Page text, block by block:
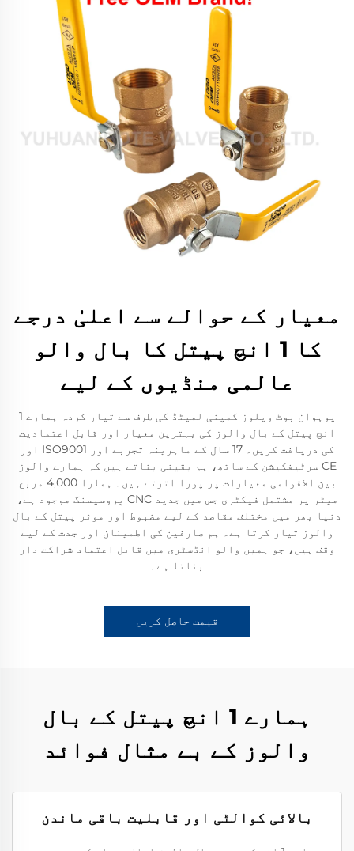
معیار کے حوالے سے اعلیٰ درجے
کا 1 انچ پیتل کا بال والو
عالمی منڈیوں کے لیے
یوہوان بوٹ ویلوز کمپنی لمیٹڈ کی طرف سے تیار کردہ ہمارے 1
انچ پیتل کے بال والوز کی بہترین معیار اور قابل اعتمادیت
کی دریافت کریں۔ 17 سال کے ماہرینہ تجربے اور ISO9001 اور
CE سرٹیفکیشن کے ساتھ، ہم یقینی بناتے ہیں کہ ہمارے والوز
بین الاقوامی معیارات پر پورا اترتے ہیں۔ ہمارا 4,000 مربع
میٹر پر مشتمل فیکٹری جس میں جدید CNC پروسیسنگ موجود ہے،
دنیا بھر میں مختلف مقاصد کے لیے مضبوط اور موثر پیتل کے بال
والوز تیار کرتا ہے۔ ہم صارفین کی اطمینان اور جدت کے لیے
وقف ہیں، جو ہمیں والو انڈسٹری میں قابل اعتماد شراکت دار
بناتا ہے۔
قیمت حاصل کریں
ہمارے 1 انچ پیتل کے بال
والوز کے بے مثال فوائد
بالائی کوالٹی اور قابلیت باقی ماندن